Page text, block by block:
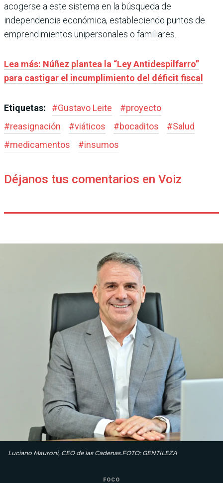
acogerse a este sistema en la búsqueda de
independencia económica, estableciendo puntos de
emprendimientos unipersonales o familiares.
Lea más: Núñez plantea la “Ley Antidespilfarro”
para castigar el incumplimiento del déficit fiscal
Etiquetas: #Gustavo Leite #proyecto
#reasignación #viáticos #bocaditos #Salud
#medicamentos #insumos
Déjanos tus comentarios en Voiz
Luciano Mauroni, CEO de las Cadenas.FOTO: GENTILEZA
FOCO